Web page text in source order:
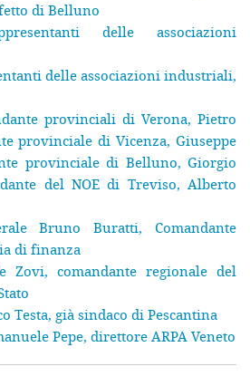
di Belluno
delle associazioni
delle associazioni industriali,
provinciali di Verona, Pietro
provinciale di Vicenza, Giuseppe
provinciale di Belluno, Giorgio
del NOE di Treviso, Alberto
Bruno Buratti, Comandante
di finanza
Zovi, comandante regionale del
Testa, già sindaco di Pescantina
Pepe, direttore ARPA Veneto